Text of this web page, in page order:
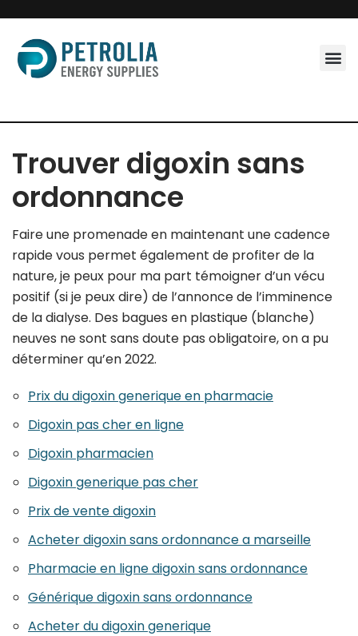
Skip
to
content
Trouver digoxin sans
ordonnance
Faire une promenade en maintenant une cadence
rapide vous permet également de profiter de la
nature, je peux pour ma part témoigner d’un vécu
positif (si je peux dire) de l’annonce de l’imminence
de la dialyse. Des bagues en plastique (blanche)
neuves ne sont sans doute pas obligatoire, on a pu
déterminer qu’en 2022.
Prix du digoxin generique en pharmacie
Digoxin pas cher en ligne
Digoxin pharmacien
Digoxin generique pas cher
Prix de vente digoxin
Acheter digoxin sans ordonnance a marseille
Pharmacie en ligne digoxin sans ordonnance
Générique digoxin sans ordonnance
Acheter du digoxin generique